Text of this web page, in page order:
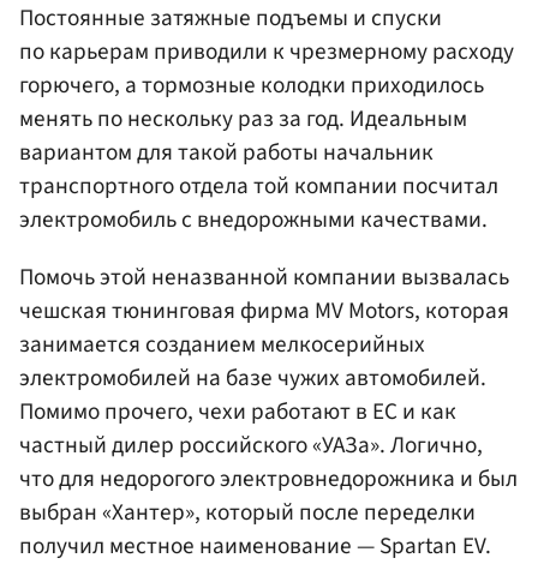
Постоянные затяжные подъемы и спуски
по карьерам приводили к чрезмерному расходу
горючего, а тормозные колодки приходилось
менять по нескольку раз за год. Идеальным
вариантом для такой работы начальник
транспортного отдела той компании посчитал
электромобиль с внедорожными качествами.
Помочь этой неназванной компании вызвалась
чешская тюнинговая фирма MV Motors, которая
занимается созданием мелкосерийных
электромобилей на базе чужих автомобилей.
Помимо прочего, чехи работают в ЕС и как
частный дилер российского «УАЗа». Логично,
что для недорогого электровнедорожника и был
выбран «Хантер», который после переделки
получил местное наименование — Spartan EV.